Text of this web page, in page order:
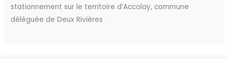
stationnement sur le territoire d’Accolay, commune
déléguée de Deux Rivières